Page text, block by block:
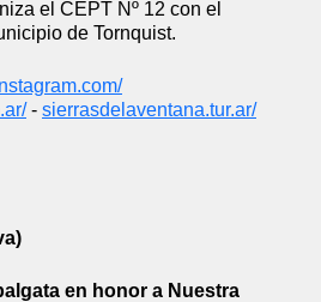
el CEPT Nº 12 con el
de Tornquist.
- sierrasdelaventana.tur.ar/
en honor a Nuestra